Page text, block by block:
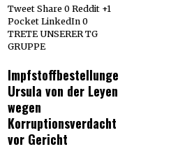
Tweet Share 0 Reddit +1
Pocket LinkedIn 0
TRETE UNSERER TG
GRUPPE
Impfstoffbestellungen:
Ursula von der Leyen
wegen
Korruptionsverdacht
vor Gericht